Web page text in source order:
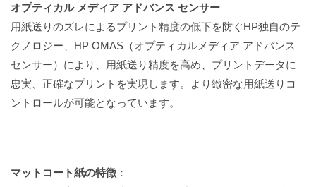
オプティカル メディア アドバンス センサー
用紙送りのズレによるプリント精度の低下を防ぐHP独自のテ
クノロジー、HP OMAS（オプティカルメディア アドバンス
センサー）により、用紙送り精度を高め、プリントデータに
忠実、正確なプリントを実現します。より緻密な用紙送りコ
ントロールが可能となっています。
マットコート紙の特徴 ：